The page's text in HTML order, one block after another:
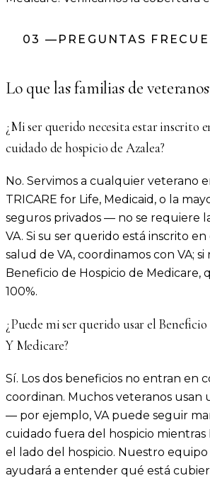
03 — PREGUNTAS
Lo que las familias de
¿Mi ser querido necesita estar inscrito
cuidado de hospicio de Azalea?
No. Servimos a cualquier veterano
TRICARE for Life, Medicaid, o la
seguros privados — no se requiere
VA. Si su ser querido está inscrito
salud de VA, coordinamos con VA; si
Beneficio de Hospicio de Medicare,
100%.
¿Puede mi ser querido usar el
Y Medicare?
Sí. Los dos beneficios no entran en
coordinan. Muchos veteranos usan
— por ejemplo, VA puede seguir
cuidado fuera del hospicio
el lado del hospicio. Nuestro equipo
ayudará a entender qué está